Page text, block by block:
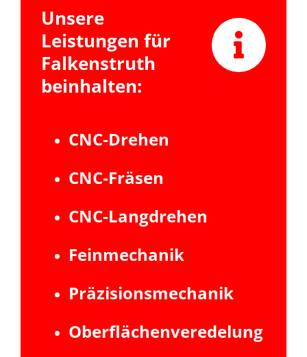
Unsere
Leistungen für
Falkenstruth
beinhalten:
CNC-Drehen
CNC-Fräsen
CNC-Langdrehen
Feinmechanik
Präzisionsmechanik
Oberflächenveredelung